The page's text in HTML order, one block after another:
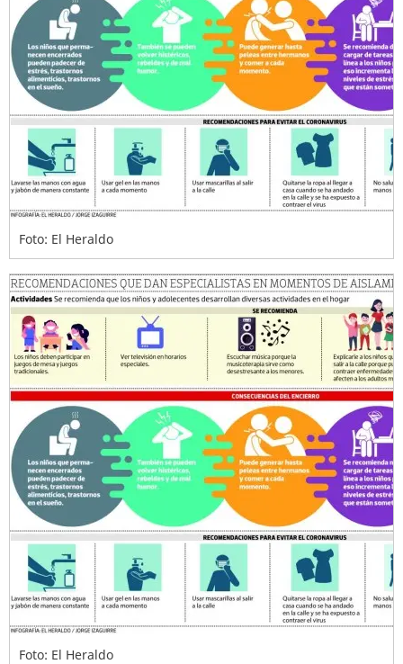
Foto: El Heraldo
Foto: El Heraldo